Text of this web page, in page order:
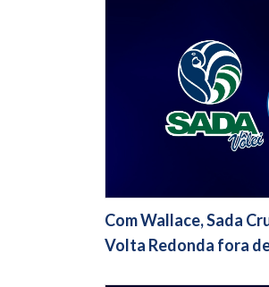
Com Wallace, Sada
Volta Redonda fora